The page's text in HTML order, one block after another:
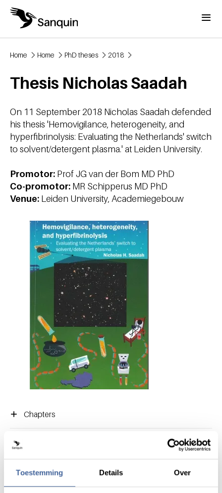
Toestemming Details Over
Skip to main content
Menu
Home Home PhD theses 2018
Thesis Nicholas Saadah
On 11 September 2018 Nicholas Saadah defended
his thesis 'Hemovigilance, heterogeneity, and
hyperfibrinolysis: Evaluating the Netherlands' switch
to solvent/detergent plasma.' at Leiden University.
Promotor: Prof JG van der Bom MD PhD
Co-promotor: MR Schipperus MD PhD
Venue: Leiden University, Academiegebouw
Chapters
General information
Do you want to innovate with
us?